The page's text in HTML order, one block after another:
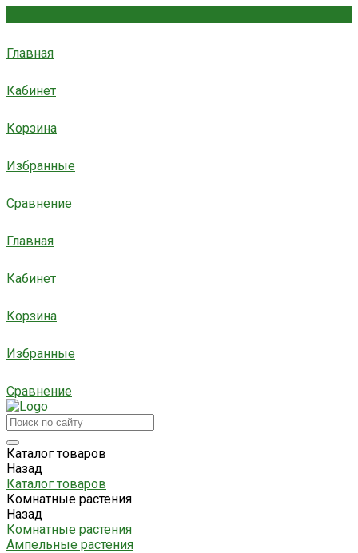
Главная
Кабинет
Корзина
Избранные
Сравнение
Главная
Кабинет
Корзина
Избранные
Сравнение
Каталог товаров
Назад
Каталог товаров
Комнатные растения
Назад
Комнатные растения
Ампельные растения